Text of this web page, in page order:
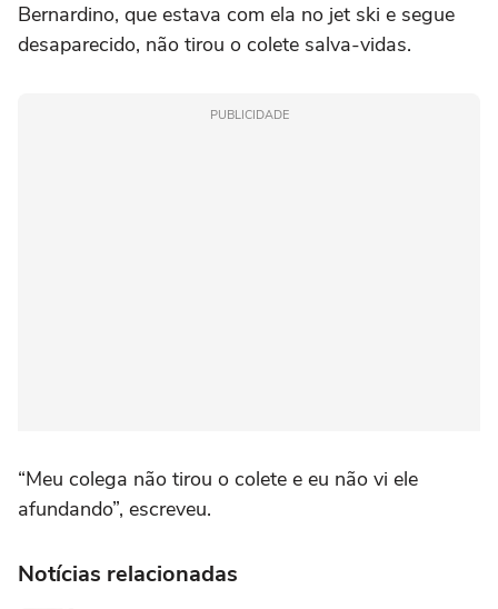
Bernardino, que estava com ela no jet ski e segue
desaparecido, não tirou o colete salva-vidas.
PUBLICIDADE
“Meu colega não tirou o colete e eu não vi ele
afundando”, escreveu.
Notícias relacionadas